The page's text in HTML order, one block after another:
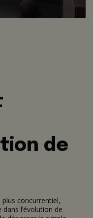
de
concurrentiel,
l’évolution de